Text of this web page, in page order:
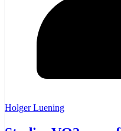
Holger Luening